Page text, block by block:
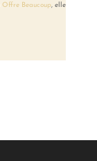
Offre Beaucoup, elle